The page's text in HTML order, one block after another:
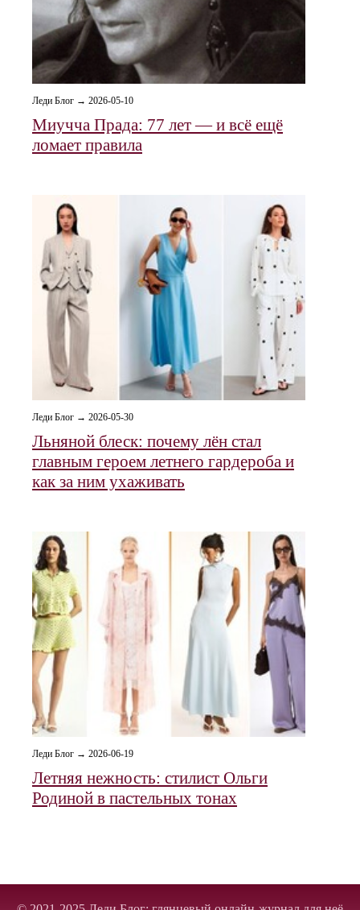
Леди Блог → 2026-05-10
Миучча Прада: 77 лет — и всё ещё
ломает правила
Леди Блог → 2026-05-30
Льняной блеск: почему лён стал
главным героем летнего гардероба и
как за ним ухаживать
Леди Блог → 2026-06-19
Летняя нежность: стилист Ольги
Родиной в пастельных тонах